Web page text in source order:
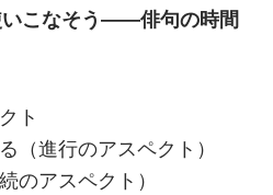
いこなそう――俳句の時間
ト
（進行のアスペクト）
のアスペクト）